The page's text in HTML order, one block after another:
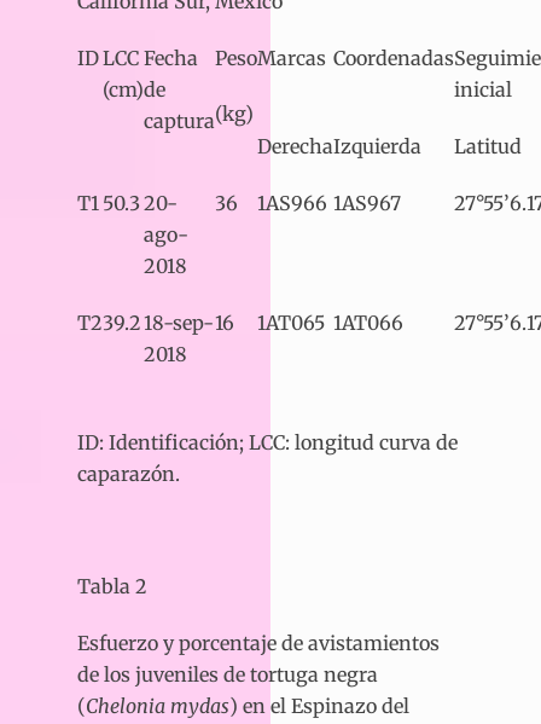
IDLCC
(cm)
Fecha
de
captura
Peso
(kg)
Marcas Coordenadas
inicial
DerechaIzquierda Latitud
T1 50.320-
ago-
2018
36 1AS966 1AS967
T239.218-sep-
2018
16 1AT065 1AT066
ID: Identificación; LCC: longitud curva de
caparazón.
Tabla 2
Esfuerzo y porcentaje de avistamientos
de los juveniles de tortuga negra
(Chelonia mydas) en el Espinazo del